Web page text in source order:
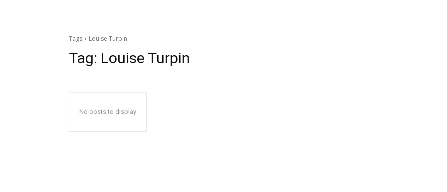
Tags Louise Turpin
Tag: Louise Turpin
No posts to display